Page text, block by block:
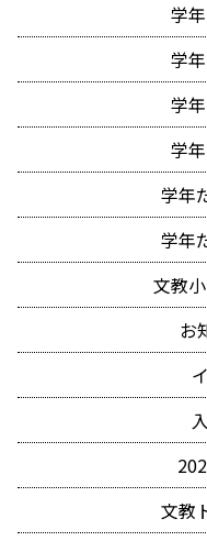
学
学
学
学
学年
学年
文教
お
文教